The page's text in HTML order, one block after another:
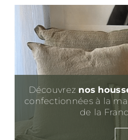
Découvrez nos
confectionnées à la
de la